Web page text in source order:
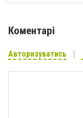
Коментарі
Авторизуватись